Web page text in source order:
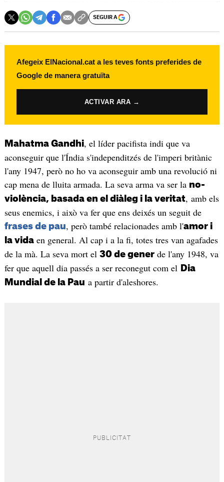
SEGUIR A
Afegeix ElNacional.cat a les teves fonts preferides de
Google de manera gratuïta
ACTIVAR ARA →
Mahatma Gandhi, el líder pacifista indi que va
aconseguir que l'Índia s'independitzés de l'imperi britànic
l'any 1947, però no ho va aconseguir amb una revolució ni
cap mena de lluita armada. La seva arma va ser la no-
violència, basada en el diàleg i la veritat, amb els
seus enemics, i això va fer que ens deixés un seguit de
frases de pau, però també relacionades amb l'amor i
la vidaen general. Al cap i a la fi, totes tres van agafades
de la mà. La seva mort el 30 de generde l'any 1948, va
fer que aquell dia passés a ser reconegut com el Dia
Mundial de la Pau a partir d'aleshores.